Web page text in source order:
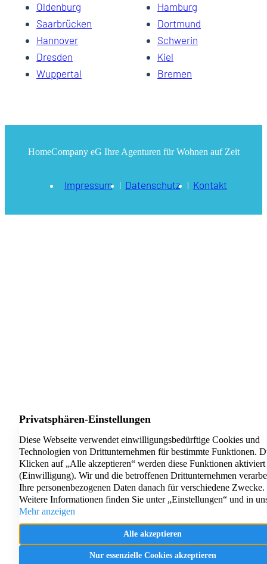
Oldenburg
Hamburg
Saarbrücken
Dortmund
Hannover
Schwerin
Dresden
Kiel
Wuppertal
Bremen
HomeCompany eG Ihre Agenturen für Wohnen auf Zeit
Impressum Datenschutz Kontakt